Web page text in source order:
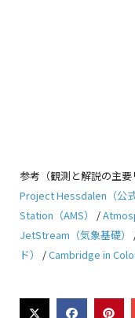
参考（観測と解説の主要
Project Hessdalen（公式
Station（AMS）
/
JetStream（気象基礎）
ド）
/Cambridge in